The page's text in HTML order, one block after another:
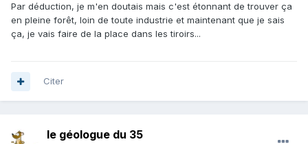
Par déduction, je m'en doutais mais c'est étonnant de trouver ça
en pleine forêt, loin de toute industrie et maintenant que je sais
ça, je vais faire de la place dans les tiroirs...
Citer
le géologue du 35